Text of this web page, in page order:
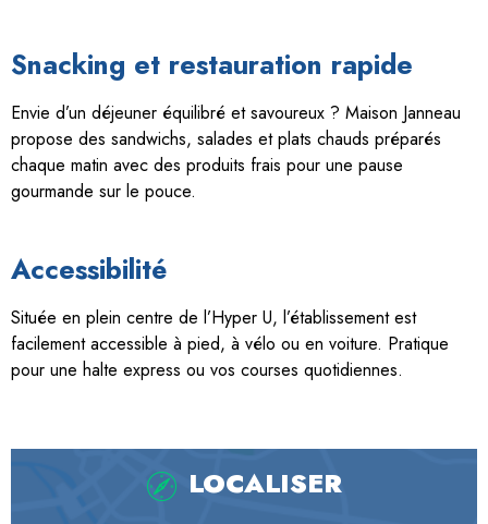
Snacking et restauration rapide
Envie d’un déjeuner équilibré et savoureux ? Maison Janneau
propose des sandwichs, salades et plats chauds préparés
chaque matin avec des produits frais pour une pause
gourmande sur le pouce.
Accessibilité
Située en plein centre de l’Hyper U, l’établissement est
facilement accessible à pied, à vélo ou en voiture. Pratique
pour une halte express ou vos courses quotidiennes.
LOCALISER